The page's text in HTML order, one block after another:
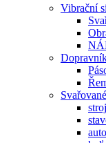
Vibrační